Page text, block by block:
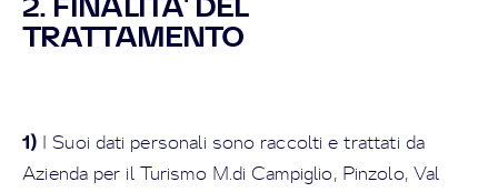
TRATTAMENTO
1) I Suoi dati personali sono raccolti e trattati da
Azienda per il Turismo M.di Campiglio, Pinzolo, Val